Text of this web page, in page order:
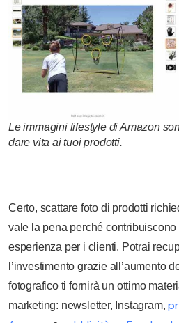
Le immagini lifestyle di Amazon
dare vita ai tuoi prodotti.
Certo, scattare foto di prodotti
vale la pena perché contribuiscono
esperienza per i clienti. Potrai
l’investimento grazie all’aumento
fotografico ti fornirà un ottimo
marketing: newsletter, Instagram,